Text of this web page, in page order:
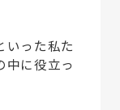
いった私た
中に役立っ